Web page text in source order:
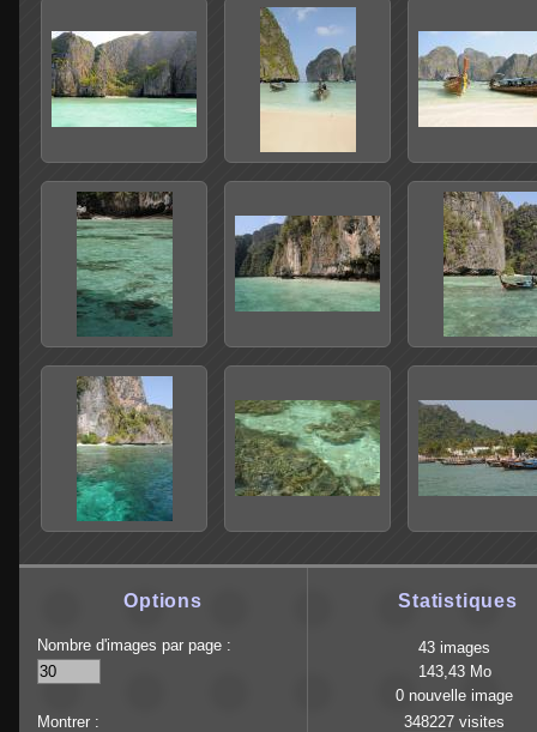
Options
Nombre d'images par page :
Montrer :
Statistiques
43 images
143,43 Mo
0 nouvelle image
348227 visites